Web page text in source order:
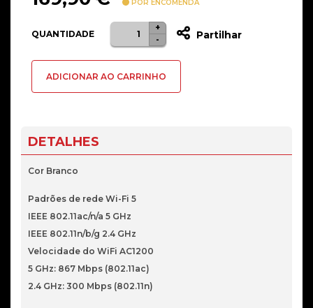
POR ENCOMENDA
QUANTIDADE
Quantidade
de
TP-
WIFI
+
Powerline
AV1000
-
+
Partilhar
ADICIONAR AO CARRINHO
DETALHES
Cor Branco
Padrões de rede Wi-Fi 5
IEEE 802.11ac/n/a 5 GHz
IEEE 802.11n/b/g 2.4 GHz
Velocidade do WiFi AC1200
5 GHz: 867 Mbps (802.11ac)
2.4 GHz: 300 Mbps (802.11n)